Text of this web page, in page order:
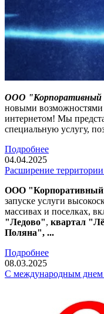
ООО "Корпоративный
новыми возможностями
интернетом! Мы
специальную услугу,
Подробнее
04.04.2025
Расширение территории
ООО "Корпоративный
запуске услуги
массивах и поселках,
"Ледово", квартал
Поляна", ...
Подробнее
08.03.2025
С международным днем